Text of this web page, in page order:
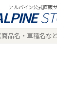
アルパイン公式直販